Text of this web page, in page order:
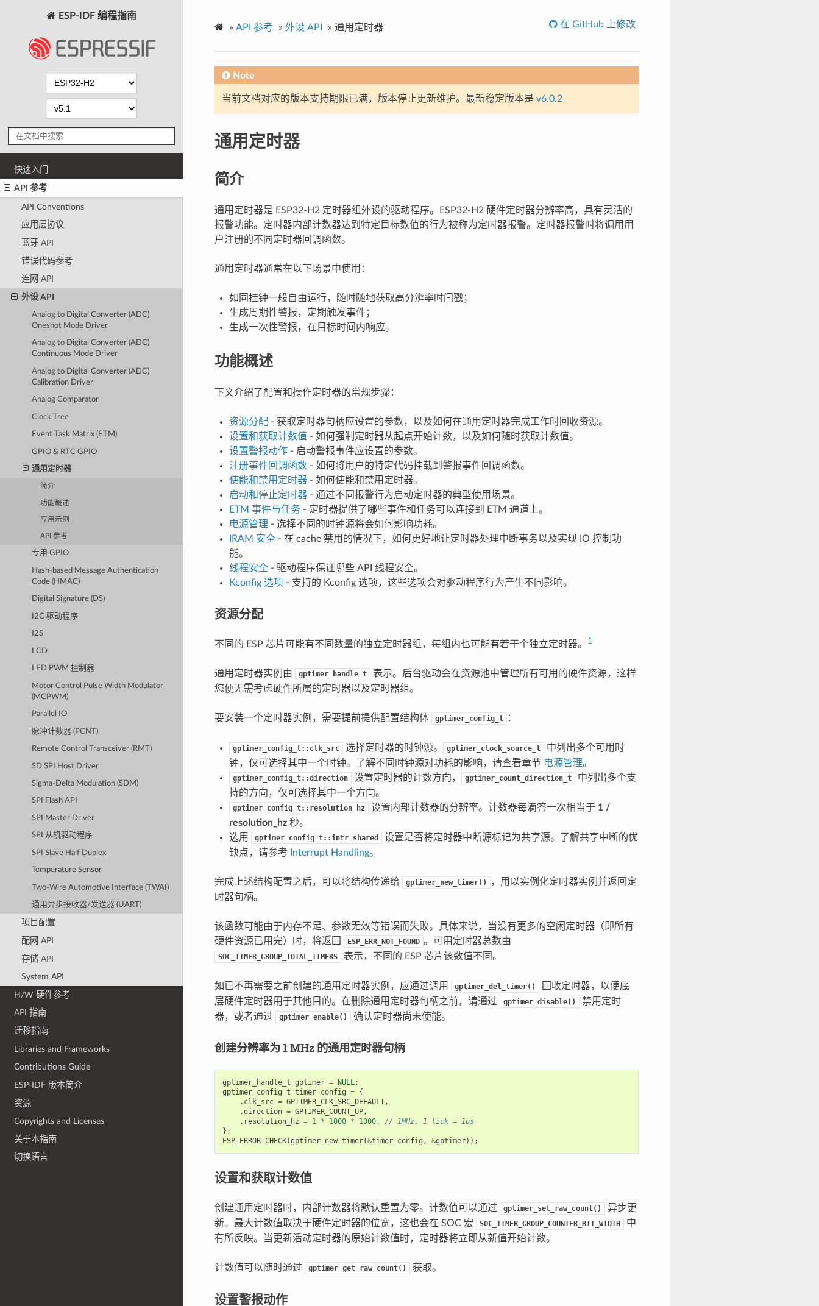
ESP-IDF 编程指南
快速入门
API 参考
API Conventions
应用层协议
蓝牙 API
错误代码参考
连网 API
外设 API
Analog to Digital Converter (ADC)
Oneshot Mode Driver
Analog to Digital Converter (ADC)
Continuous Mode Driver
Analog to Digital Converter (ADC)
Calibration Driver
Analog Comparator
Clock Tree
Event Task Matrix (ETM)
GPIO & RTC GPIO
通用定时器
简介
功能概述
应用示例
API 参考
专用 GPIO
Hash-based Message Authentication
Code (HMAC)
Digital Signature (DS)
I2C 驱动程序
I2S
LCD
LED PWM 控制器
Motor Control Pulse Width Modulator
(MCPWM)
Parallel IO
脉冲计数器 (PCNT)
Remote Control Transceiver (RMT)
SD SPI Host Driver
Sigma-Delta Modulation (SDM)
SPI Flash API
SPI Master Driver
SPI 从机驱动程序
SPI Slave Half Duplex
Temperature Sensor
Two-Wire Automotive Interface (TWAI)
通用异步接收器/发送器 (UART)
项目配置
配网 API
存储 API
System API
H/W 硬件参考
API 指南
迁移指南
Libraries and Frameworks
Contributions Guide
ESP-IDF 版本简介
资源
Copyrights and Licenses
关于本指南
切换语言
» API 参考 » 外设 API » 通用定时器 在 GitHub 上修改
Note
当前文档对应的版本支持期限已满，版本停止更新维护。最新稳定版本是 v6.0.2
通用定时器
简介
通用定时器是 ESP32-H2 定时器组外设的驱动程序。ESP32-H2 硬件定时器分辨率高，具有灵活的
报警功能。定时器内部计数器达到特定目标数值的行为被称为定时器报警。定时器报警时将调用用
户注册的不同定时器回调函数。
通用定时器通常在以下场景中使用：
如同挂钟一般自由运行，随时随地获取高分辨率时间戳；
生成周期性警报，定期触发事件；
生成一次性警报，在目标时间内响应。
功能概述
下文介绍了配置和操作定时器的常规步骤：
资源分配- 获取定时器句柄应设置的参数，以及如何在通用定时器完成工作时回收资源。
设置和获取计数值 - 如何强制定时器从起点开始计数，以及如何随时获取计数值。
设置警报动作- 启动警报事件应设置的参数。
注册事件回调函数- 如何将用户的特定代码挂载到警报事件回调函数。
使能和禁用定时器- 如何使能和禁用定时器。
启动和停止定时器- 通过不同报警行为启动定时器的典型使用场景。
ETM 事件与任务- 定时器提供了哪些事件和任务可以连接到 ETM 通道上。
电源管理 - 选择不同的时钟源将会如何影响功耗。
IRAM 安全- 在 cache 禁用的情况下，如何更好地让定时器处理中断事务以及实现 IO 控制功
能。
线程安全- 驱动程序保证哪些 API 线程安全。
Kconfig 选项 - 支持的 Kconfig 选项，这些选项会对驱动程序行为产生不同影响。
资源分配
不同的 ESP 芯片可能有不同数量的独立定时器组，每组内也可能有若干个独立定时器。 1
通用定时器实例由 gptimer_handle_t
表示。后台驱动会在资源池中管理所有可用的硬件资源，这样
您便无需考虑硬件所属的定时器以及定时器组。
要安装一个定时器实例，需要提前提供配置结构体 gptimer_config_t ：
gptimer_config_t::clk_src 选择定时器的时钟源。 gptimer_clock_source_t
中列出多个可用时
钟，仅可选择其中一个时钟。了解不同时钟源对功耗的影响，请查看章节 电源管理。
gptimer_config_t::direction 设置定时器的计数方向， gptimer_count_direction_t
中列出多个支
持的方向，仅可选择其中一个方向。
gptimer_config_t::resolution_hz 设置内部计数器的分辨率。计数器每滴答一次相当于 1 /
resolution_hz秒。
选用
gptimer_config_t::intr_shared
设置是否将定时器中断源标记为共享源。了解共享中断的优
缺点，请参考
Interrupt Handling。
完成上述结构配置之后，可以将结构传递给 gptimer_new_timer()
，用以实例化定时器实例并返回定
时器句柄。
该函数可能由于内存不足、参数无效等错误而失败。具体来说，当没有更多的空闲定时器（即所有
硬件资源已用完）时，将返回
ESP_ERR_NOT_FOUND 。可用定时器总数由
SOC_TIMER_GROUP_TOTAL_TIMERS 表示，不同的 ESP 芯片该数值不同。
如已不再需要之前创建的通用定时器实例，应通过调用 gptimer_del_timer()
回收定时器，以便底
层硬件定时器用于其他目的。在删除通用定时器句柄之前，请通过
gptimer_disable()
禁用定时
器，或者通过
gptimer_enable() 确认定时器尚未使能。
创建分辨率为 1 MHz 的通用定时器句柄
gptimer_handle_t gptimer = NULL;
gptimer_config_t timer_config = {
. clk_src = GPTIMER_CLK_SRC_DEFAULT,
.direction = GPTIMER_COUNT_UP,
. resolution_hz = 1 * 1000 * 1000,
// 1MHz, 1 tick = 1us
};
ESP_ERROR_CHECK(gptimer_new_timer(&timer_config , &gptimer));
设置和获取计数值
创建通用定时器时，内部计数器将默认重置为零。计数值可以通过 gptimer_set_raw_count()
异步更
新。最大计数值取决于硬件定时器的位宽，这也会在 SOC 宏
SOC_TIMER_GROUP_COUNTER_BIT_WIDTH
中
有所反映。当更新活动定时器的原始计数值时，定时器将立即从新值开始计数。
计数值可以随时通过 gptimer_get_raw_count() 获取。
设置警报动作